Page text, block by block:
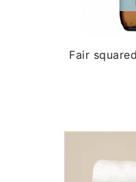
Fair